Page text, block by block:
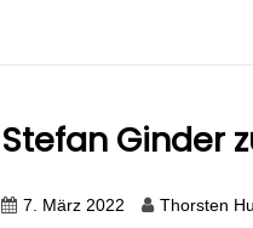
Stefan Ginder
7. März 2022 Thorsten